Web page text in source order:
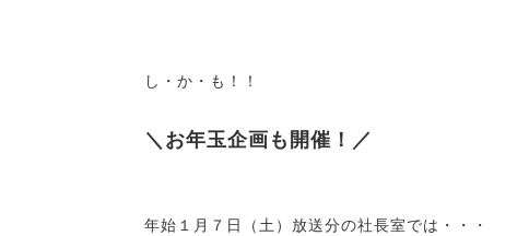
し・か・も！！
＼お年玉企画も開催！／
年始１月７日（土）放送分の社長室では・・・